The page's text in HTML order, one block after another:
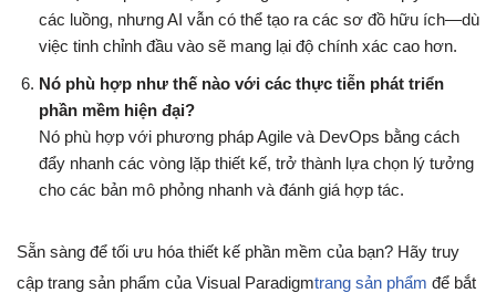
các luồng, nhưng AI vẫn có thể tạo ra các sơ đồ hữu ích—dù
việc tinh chỉnh đầu vào sẽ mang lại độ chính xác cao hơn.
Nó phù hợp như thế nào với các thực tiễn phát triển
phần mềm hiện đại?
Nó phù hợp với phương pháp Agile và DevOps bằng cách
đẩy nhanh các vòng lặp thiết kế, trở thành lựa chọn lý tưởng
cho các bản mô phỏng nhanh và đánh giá hợp tác.
Sẵn sàng để tối ưu hóa thiết kế phần mềm của bạn? Hãy truy
cập trang sản phẩm của Visual Paradigmtrang sản phẩm để bắt